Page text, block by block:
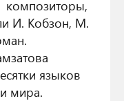
И. Кобзон, М.
языков
мира.